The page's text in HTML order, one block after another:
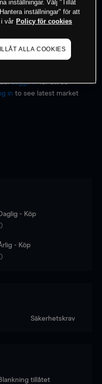
Logga inför att se
in to see latest market
- Köp
- Köp
Säkerhetskrav
tillåtet
inställningar. Välj "Tillåt
inställningar" för att
i vår Policy för cookies
ALLA COOKIES